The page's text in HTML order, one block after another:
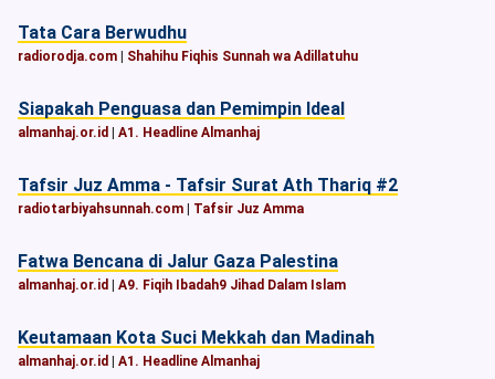
Tata Cara Berwudhu
radiorodja.com Shahihu Fiqhis Sunnah wa Adillatuhu
Siapakah Penguasa dan Pemimpin Ideal
almanhaj.or.id A1. Headline Almanhaj
Tafsir Juz Amma - Tafsir Surat Ath Thariq #2
radiotarbiyahsunnah.com Tafsir Juz Amma
Fatwa Bencana di Jalur Gaza Palestina
almanhaj.or.id A9. Fiqih Ibadah9 Jihad Dalam Islam
Keutamaan Kota Suci Mekkah dan Madinah
almanhaj.or.id A1. Headline Almanhaj